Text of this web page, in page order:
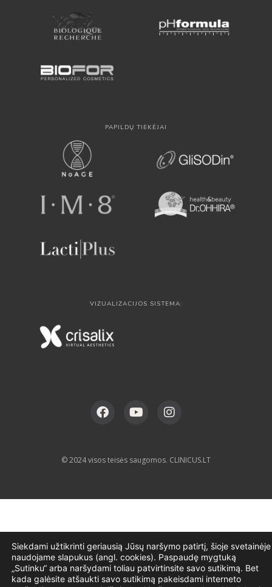
PAPILDŲ TIEKĖJAI
VIZUALIZACIJOS SISTEMA:
© 2024 visos teisės saugomos. CLINICUS.LT
Siekdami užtikrinti geriausią Jūsų naršymo patirtį, šioje svetainėje
naudojame slapukus (angl. cookies). Paspaudę mygtuką
„Sutinku“ arba naršydami toliau patvirtinsite savo sutikimą. Bet
kada galėsite atšaukti savo sutikimą pakeisdami interneto